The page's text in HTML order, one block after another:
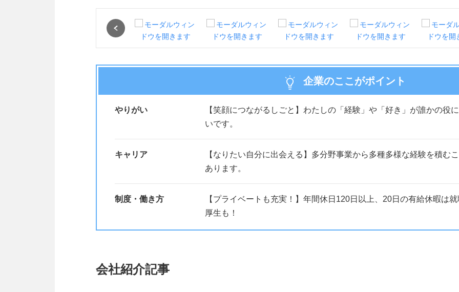
企業のここがポイント
やりがい
【笑顔につながるしごと】わたしの「経験」や「好き」が誰かの役
いです。
キャリア
【なりたい自分に出会える】多分野事業から多種多様な経験を積む
あります。
制度・働き方
【プライベートも充実！】年間休日120日以上、20日の有給休暇は
厚生も！
会社紹介記事